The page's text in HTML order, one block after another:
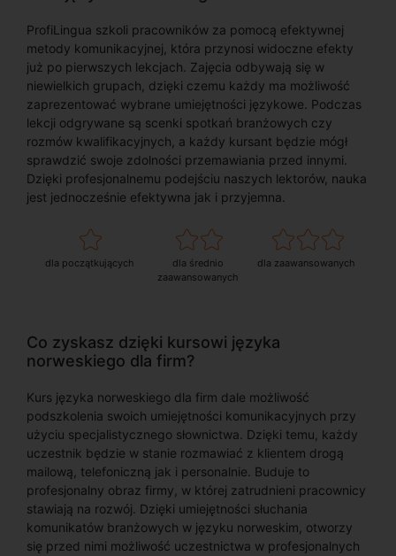
ProfiLingua szkoli pracowników za pomocą efektywnej
metody komunikacyjnej, która przynosi widoczne efekty
już po pierwszych lekcjach. Zajęcia odbywają się w
niewielkich grupach, dzięki czemu każdy ma możliwość
zaprezentować wybrane umiejętności językowe. Podczas
lekcji odgrywane są scenki spotkań branżowych czy
rozmów kwalifikacyjnych, a każdy kursant będzie mógł
sprawdzić swoje zdolności przemawiania przed innymi.
Dzięki profesjonalnemu podejściu naszych lektorów, nauka
jest jednocześnie efektywna jak i przyjemna.
dla początkujących
dla średnio
zaawansowanych
dla zaawansowanych
Co zyskasz dzięki kursowi języka
norweskiego dla firm?
Kurs języka norweskiego dla firm dale możliwość
podszkolenia swoich umiejętności komunikacyjnych przy
użyciu specjalistycznego słownictwa. Dzięki temu, każdy
uczestnik będzie w stanie rozmawiać z klientem drogą
mailową, telefoniczną jak i personalnie. Buduje to
profesjonalny obraz firmy, w której zatrudnieni pracownicy
stawiają na rozwój. Dzięki umiejętności słuchania
komunikatów branżowych w języku norweskim, otworzy
się przed nimi możliwość uczestnictwa w profesjonalnych